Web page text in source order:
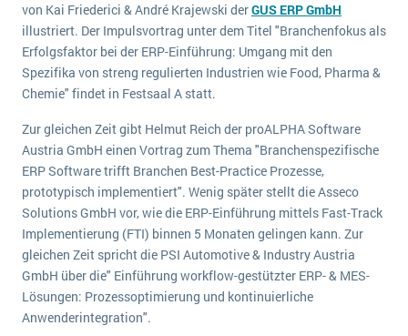
NACHRICHTENARCHIV
von Kai Friederici & André Krajewski derGUS ERP GmbH
illustriert. Der Impulsvortrag unter dem Titel "Branchenfokus als
Erfolgsfaktor bei der ERP-Einführung: Umgang mit den
Spezifika von streng regulierten Industrien wie Food, Pharma &
Chemie" findet in Festsaal A statt.
Zur gleichen Zeit gibt Helmut Reich der proALPHA Software
Austria GmbH einen Vortrag zum Thema "Branchenspezifische
ERP Software trifft Branchen Best-Practice Prozesse,
prototypisch implementiert". Wenig später stellt die Asseco
Solutions GmbH vor, wie die ERP-Einführung mittels Fast-Track
Implementierung (FTI) binnen 5 Monaten gelingen kann. Zur
gleichen Zeit spricht die PSI Automotive & Industry Austria
GmbH über die" Einführung workflow-gestützter ERP- & MES-
Lösungen: Prozessoptimierung und kontinuierliche
Anwenderintegration".